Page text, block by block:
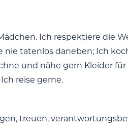
Ich respektiere die
nie tatenlos daneben; Ich
und nähe gern Kleider
reise gerne.
treuen,